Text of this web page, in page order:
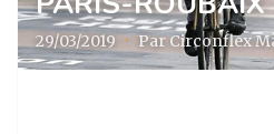
29/03/2019 · Par Circonflex